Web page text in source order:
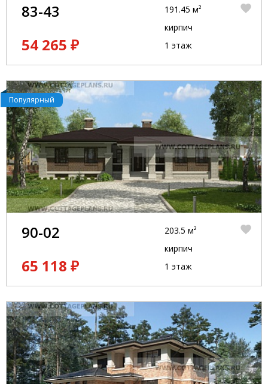
83-43
54 265 ₽
191.45 м²
кирпич
1 этаж
Популярный
90-02
65 118 ₽
203.5 м²
кирпич
1 этаж